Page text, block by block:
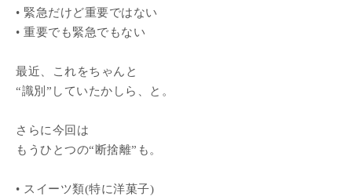
• 緊急だけど重要ではない
• 重要でも緊急でもない
最近、これをちゃんと
“識別”していたかしら、と。
さらに今回は
もうひとつの“断捨離”も。
• スイーツ類(特に洋菓子)